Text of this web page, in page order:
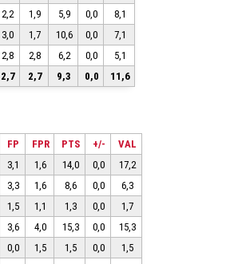
2,2 1,9 5,9 0,0
8,1
3,0 1,7 10,6 0,0
7,1
2,8 2,8 6,2 0,0
5,1
2,7 2,7 9,3 0,0 11,6
FP FPR PTS +/-
VAL
3,1 1,6 14,0 0,0
17,2
3,3 1,6 8,6 0,0
6,3
1,5 1,1 1,3 0,0
1,7
3,6 4,0 15,3 0,0
15,3
0,0 1,5 1,5 0,0
1,5